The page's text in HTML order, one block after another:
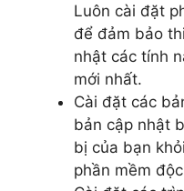
Luôn cài đặt
để đảm bảo
nhật các tính
mới nhất.
Cài đặt các
bản cập nhật
bị của bạn
phần mềm